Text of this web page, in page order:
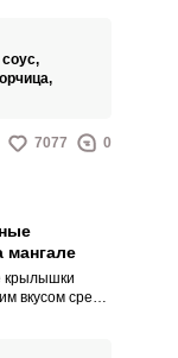
можно
вкусу, и,
7077 0
крылышки
вкусом среди